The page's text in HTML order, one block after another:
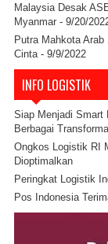
Malaysia Desak
Myanmar - 9/20/
Putra Mahkota
Cinta - 9/9/2022
INFO LOGISTIK
Siap Menjadi Smart
Berbagai
Ongkos Logistik RI
Dioptimalkan
Peringkat Logistik
Pos Indonesia